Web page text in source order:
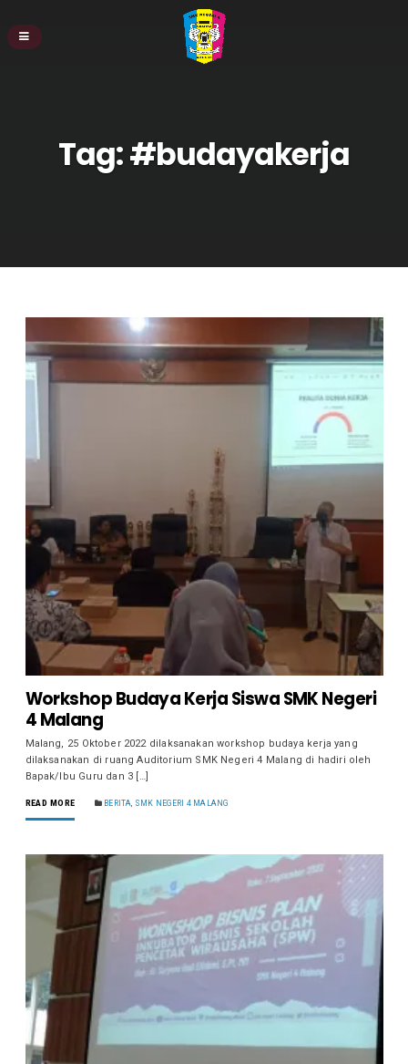
Tag:#budayakerja
Workshop Budaya Kerja Siswa SMK Negeri
4 Malang
Malang, 25 Oktober 2022 dilaksanakan workshop budaya kerja yang
dilaksanakan di ruang Auditorium SMK Negeri 4 Malang di hadiri oleh
Bapak/Ibu Guru dan 3 […]
READ MORE BERITA SMK NEGERI 4 MALANG